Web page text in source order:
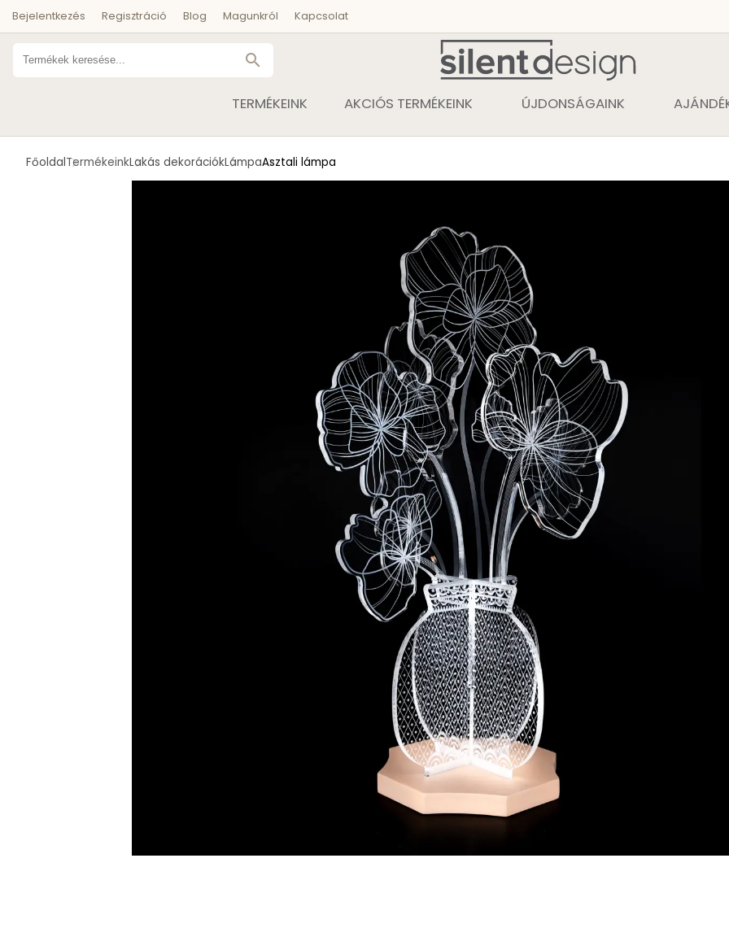
Bejelentkezés Regisztráció Blog Magunkról Kapcsolat
search
TERMÉKEINK AKCIÓS TERMÉKEINK ÚJDONSÁGAINK
FőoldalTermékeinkLakás dekorációkLámpaAsztali lámpa